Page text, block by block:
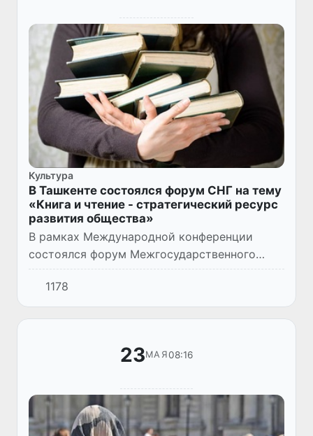
Культура
В Ташкенте состоялся форум СНГ на тему
«Книга и чтение - стратегический ресурс
развития общества»
В рамках Международной конференции
состоялся форум Межгосударственного
фонда по гуманитарному сотрудничеству
стран Содружества независимых государств
на тему «Книга и чтение - стра...
1178
23МАЯ08:16